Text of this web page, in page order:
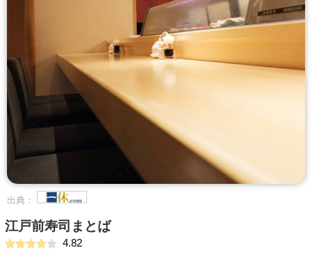
出典：
江戸前寿司まとば
4.82